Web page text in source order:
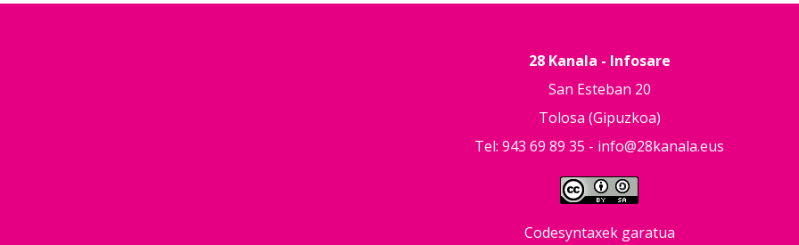
28 Kanala - Infosare
San Esteban 20
Tolosa (Gipuzkoa)
Tel: 943 69 89 35 - info@28kanala.eus
Codesyntaxek garatua